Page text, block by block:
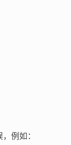
例如：